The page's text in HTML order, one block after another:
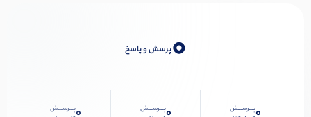
0پرسش و پاسخ
پـــرســـش
پـــرســـش
پـــرســـش